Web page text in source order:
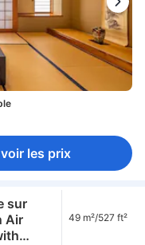
les prix
sur
Air
49 m²/527 ft²